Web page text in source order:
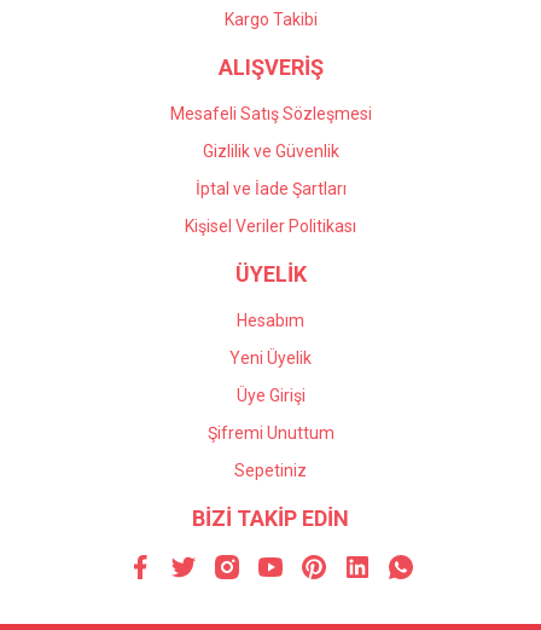
Kargo Takibi
ALIŞVERİŞ
Mesafeli Satış Sözleşmesi
Gizlilik ve Güvenlik
İptal ve İade Şartları
Kişisel Veriler Politikası
ÜYELİK
Hesabım
Yeni Üyelik
Üye Girişi
Şifremi Unuttum
Sepetiniz
BİZİ TAKİP EDİN